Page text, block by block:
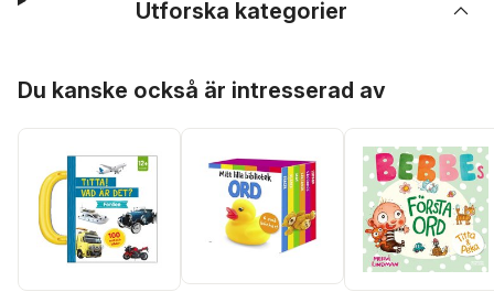
Utforska kategorier
Du kanske också är intresserad av